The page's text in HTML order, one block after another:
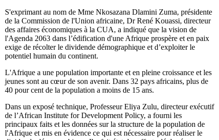
S'exprimant au nom de Mme Nkosazana Dlamini Zuma, présidente
de la Commission de l'Union africaine, Dr René Kouassi, directeur
des affaires économiques à la CUA, a indiqué que la vision de
l'Agenda 2063 dans l’édification d'une Afrique prospère et en paix
exige de récolter le dividende démographique et d’exploiter le
potentiel humain du continent.
L'Afrique a une population importante et en pleine croissance et les
jeunes sont au cœur de son avenir. Dans 32 pays africains, plus de
40 pour cent de la population a moins de 15 ans.
Dans un exposé technique, Professeur Eliya Zulu, directeur exécutif
de l’African Institute for Development Policy, a fourni les
principaux faits et les données sur la structure de la population de
l'Afrique et mis en évidence ce qui est nécessaire pour réaliser le